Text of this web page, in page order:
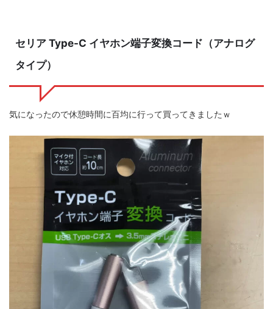
セリア Type-C イヤホン端子変換コード（アナログ
タイプ）
気になったので休憩時間に百均に行って買ってきましたｗ